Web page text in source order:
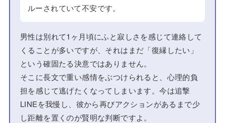
ルーされていて不安です。
男性は別れて1ヶ月頃にふと寂しさを感じて連絡して
くることが多いですが、それはまだ「復縁したい」
という確固たる決意ではありません。
そこに長文で重い感情をぶつけられると、心理的負
担を感じて逃げたくなってしまいます。今は追撃
LINEを我慢し、彼から再びアクションがあるまで少
し距離を置くのが賢明な判断ですよ。